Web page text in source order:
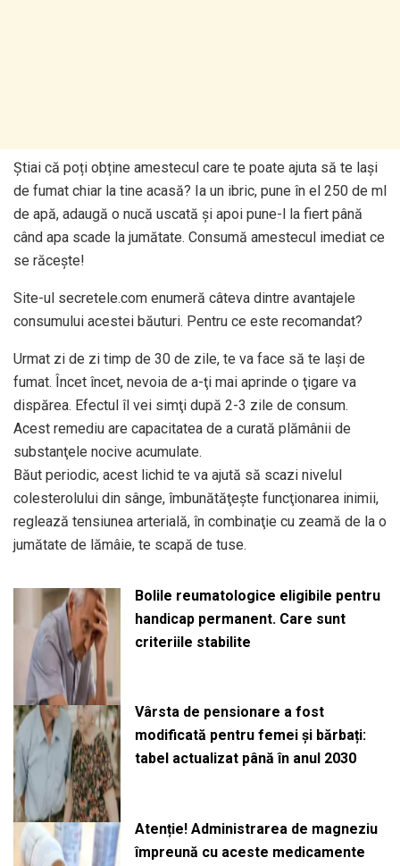
Știai că poți obține amestecul care te poate ajuta să te lași
de fumat chiar la tine acasă? Ia un ibric, pune în el 250 de ml
de apă, adaugă o nucă uscată și apoi pune-l la fiert până
când apa scade la jumătate. Consumă amestecul imediat ce
se răcește!
Site-ul secretele.com enumeră câteva dintre avantajele
consumului acestei băuturi. Pentru ce este recomandat?
Urmat zi de zi timp de 30 de zile, te va face să te laşi de
fumat. Încet încet, nevoia de a-ţi mai aprinde o ţigare va
dispărea. Efectul îl vei simţi după 2-3 zile de consum.
Acest remediu are capacitatea de a curată plămânii de
substanţele nocive acumulate.
Băut periodic, acest lichid te va ajută să scazi nivelul
colesterolului din sânge, îmbunătăţeşte funcţionarea inimii,
reglează tensiunea arterială, în combinaţie cu zeamă de la o
jumătate de lămâie, te scapă de tuse.
Bolile reumatologice eligibile pentru
handicap permanent. Care sunt
criteriile stabilite
Vârsta de pensionare a fost
modificată pentru femei și bărbați:
tabel actualizat până în anul 2030
Atenție! Administrarea de magneziu
împreună cu aceste medicamente